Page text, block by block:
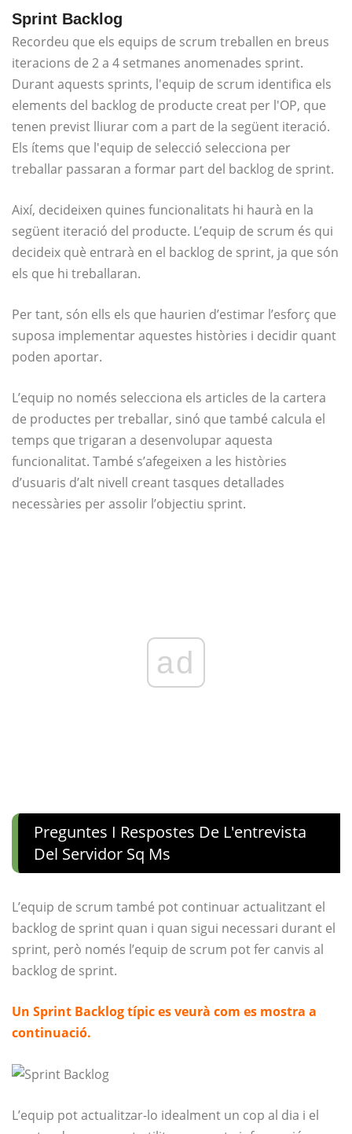
Sprint Backlog
Recordeu que els equips de scrum treballen en breus
iteracions de 2 a 4 setmanes anomenades sprint.
Durant aquests sprints, l'equip de scrum identifica els
elements del backlog de producte creat per l'OP, que
tenen previst lliurar com a part de la següent iteració.
Els ítems que l'equip de selecció selecciona per
treballar passaran a formar part del backlog de sprint.
Així, decideixen quines funcionalitats hi haurà en la
següent iteració del producte. L’equip de scrum és qui
decideix què entrarà en el backlog de sprint, ja que són
els que hi treballaran.
Per tant, són ells els que haurien d’estimar l’esforç que
suposa implementar aquestes històries i decidir quant
poden aportar.
L’equip no només selecciona els articles de la cartera
de productes per treballar, sinó que també calcula el
temps que trigaran a desenvolupar aquesta
funcionalitat. També s’afegeixen a les històries
d’usuaris d’alt nivell creant tasques detallades
necessàries per assolir l’objectiu sprint.
ad
Preguntes I Respostes De L'entrevista
Del Servidor Sq Ms
L’equip de scrum també pot continuar actualitzant el
backlog de sprint quan i quan sigui necessari durant el
sprint, però només l’equip de scrum pot fer canvis al
backlog de sprint.
Un Sprint Backlog típic es veurà com es mostra a
continuació.
L’equip pot actualitzar-lo idealment un cop al dia i el